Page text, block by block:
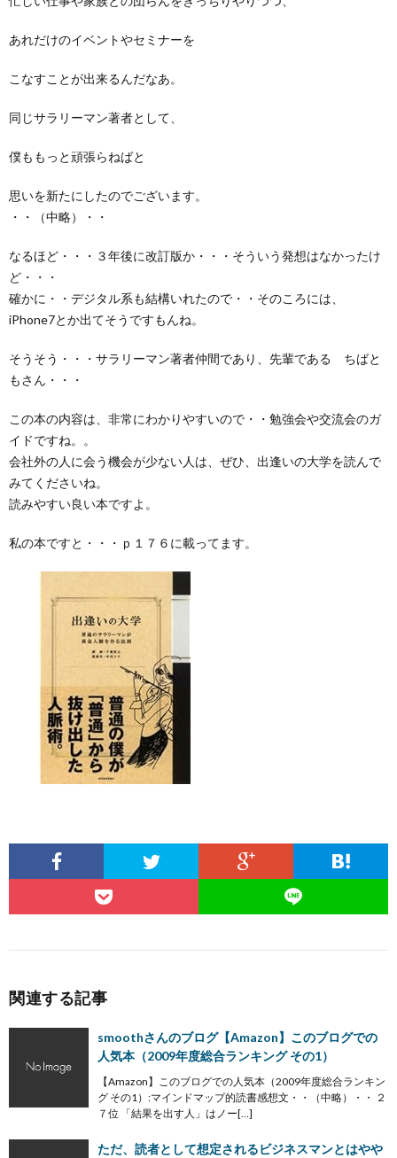
あれだけのイベントやセミナーを
こなすことが出来るんだなあ。
同じサラリーマン著者として、
僕ももっと頑張らねばと
思いを新たにしたのでございます。
・・（中略）・・
なるほど・・・３年後に改訂版か・・・そういう発想はなかったけ
ど・・・
確かに・・デジタル系も結構いれたので・・そのころには、
iPhone7とか出てそうですもんね。
そうそう・・・サラリーマン著者仲間であり、先輩である ちばと
もさん・・・
この本の内容は、非常にわかりやすいので・・勉強会や交流会のガ
イドですね。。
会社外の人に会う機会が少ない人は、ぜひ、出逢いの大学を読んで
みてくださいね。
読みやすい良い本ですよ。
私の本ですと・・・ｐ１７６に載ってます。
関連する記事
smoothさんのブログ【Amazon】このブログでの
人気本（2009年度総合ランキング その1）
【Amazon】このブログでの人気本（2009年度総合ランキン
グ その1）:マインドマップ的読書感想文・・（中略）・・ ２
７位 「結果を出す人」はノー[…]
ただ、読者として想定されるビジネスマンとはやや